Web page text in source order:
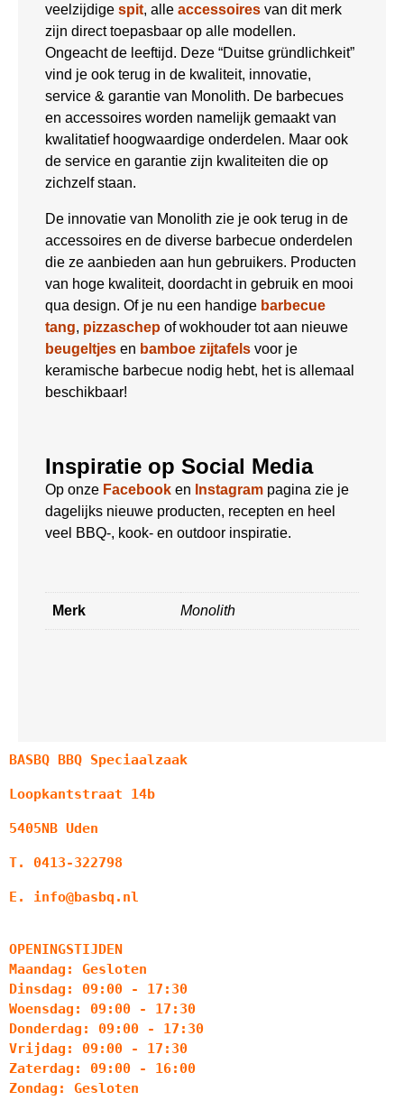
veelzijdige spit, alle accessoires van dit merk
zijn direct toepasbaar op alle modellen.
Ongeacht de leeftijd. Deze “Duitse gründlichkeit”
vind je ook terug in de kwaliteit, innovatie,
service & garantie van Monolith. De barbecues
en accessoires worden namelijk gemaakt van
kwalitatief hoogwaardige onderdelen. Maar ook
de service en garantie zijn kwaliteiten die op
zichzelf staan.
De innovatie van Monolith zie je ook terug in de
accessoires en de diverse barbecue onderdelen
die ze aanbieden aan hun gebruikers. Producten
van hoge kwaliteit, doordacht in gebruik en mooi
qua design. Of je nu een handige barbecue
tang, pizzaschep of wokhouder tot aan nieuwe
beugeltjes en bamboe zijtafels voor je
keramische barbecue nodig hebt, het is allemaal
beschikbaar!
Inspiratie op Social Media
Op onze Facebook en Instagram pagina zie je
dagelijks nieuwe producten, recepten en heel
veel BBQ-, kook- en outdoor inspiratie.
Merk Monolith
BASBQ BBQ Speciaalzaak
Loopkantstraat 14b
5405NB Uden
T. 0413-322798
E. info@basbq.nl
OPENINGSTIJDEN
Maandag: Gesloten
Dinsdag: 09:00 - 17:30
Woensdag: 09:00 - 17:30
Donderdag: 09:00 - 17:30
Vrijdag: 09:00 - 17:30
Zaterdag: 09:00 - 16:00
Zondag: Gesloten